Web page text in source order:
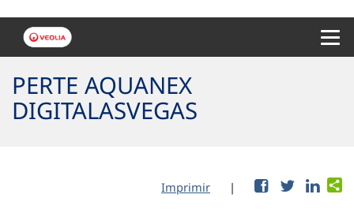
PERTE AQUANEX
DIGITALASVEGAS
Imprimir |